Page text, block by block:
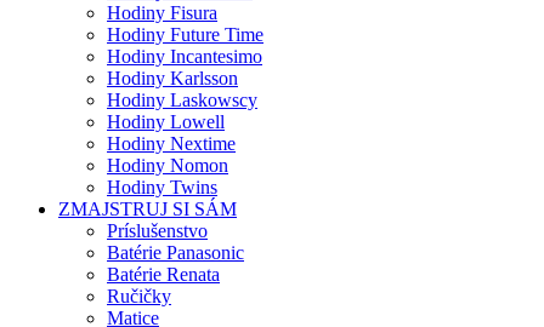
Hodiny Fisura
Hodiny Future Time
Hodiny Incantesimo
Hodiny Karlsson
Hodiny Laskowscy
Hodiny Lowell
Hodiny Nextime
Hodiny Nomon
Hodiny Twins
ZMAJSTRUJ SI SÁM
Príslušenstvo
Batérie Panasonic
Batérie Renata
Ručičky
Matice